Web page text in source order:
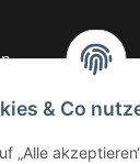
& Co
„Alle
(0)6332 - 48 58